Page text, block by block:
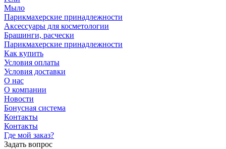
Мыло
Парикмахерские принадлежности
Аксессуары для косметологии
Брашинги, расчески
Парикмахерские принадлежности
Как купить
Условия оплаты
Условия доставки
О нас
О компании
Новости
Бонусная система
Контакты
Контакты
Где мой заказ?
Задать вопрос